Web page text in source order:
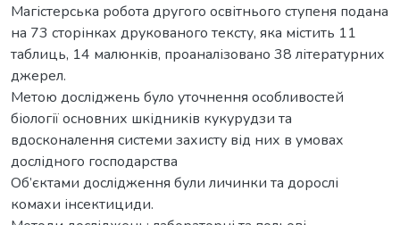
Магістерська робота другого освітнього ступеня подана
на 73 сторінках друкованого тексту, яка містить 11
таблиць, 14 малюнків, проаналізовано 38 літературних
джерел.
Метою досліджень було уточнення особливостей
біології основних шкідників кукурудзи та
вдосконалення системи захисту від них в умовах
дослідного господарства
Об’єктами дослідження були личинки та дорослі
комахи інсектициди.